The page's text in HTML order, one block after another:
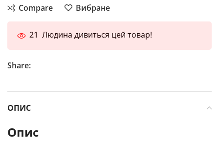
Compare Вибране
21 Людина дивиться цей товар!
Share:
ОПИС
Опис